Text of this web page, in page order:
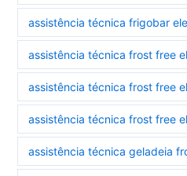
assistência técnica frigobar
assistência técnica frost free
assistência técnica frost free
assistência técnica frost free
assistência técnica geladeia